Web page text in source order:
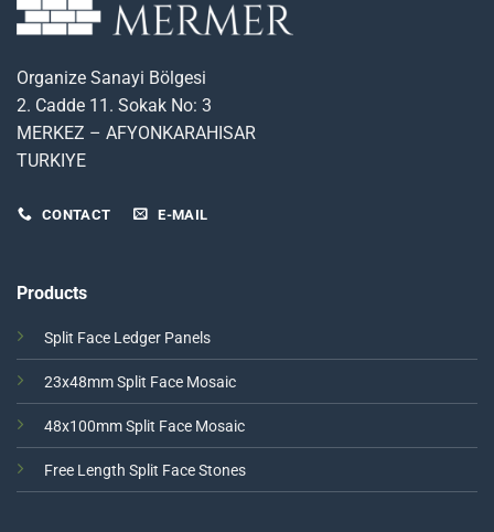
Organize Sanayi Bölgesi
2. Cadde 11. Sokak No: 3
MERKEZ – AFYONKARAHISAR
TURKIYE
CONTACT E-MAIL
Products
Split Face Ledger Panels
23x48mm Split Face Mosaic
48x100mm Split Face Mosaic
Free Length Split Face Stones